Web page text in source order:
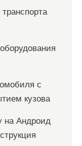
с
кузова
на Андроид